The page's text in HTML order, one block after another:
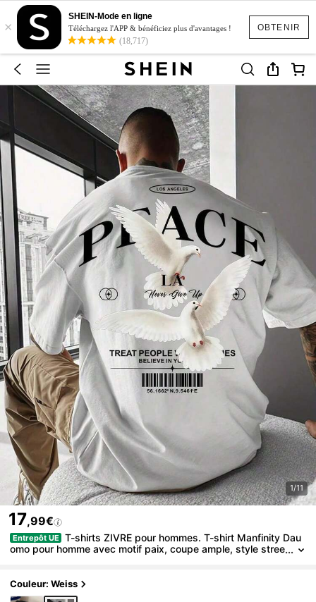
OBTENIR
×
SHEIN-Mode en ligne
Téléchargez l'APP & bénéficiez plus d'avantages !
(18,717)
1/11
17,99€
Entrepôt UE
T-shirts ZIVRE pour hommes. T-shirt Manfinity Dau
omo pour homme avec motif paix, coupe ample, style stree
Couleur: Weiss